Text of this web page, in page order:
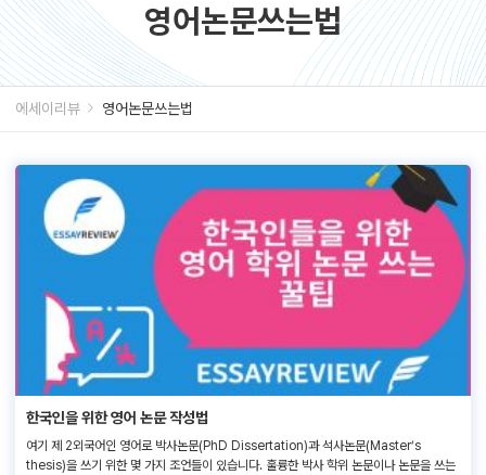
영어논문쓰는법
에세이리뷰 영어논문쓰는법
한국인을 위한 영어 논문 작성법
여기 제 2외국어인 영어로 박사논문(PhD Dissertation)과 석사논문(Master’s
thesis)을 쓰기 위한 몇 가지 조언들이 있습니다. 훌륭한 박사 학위 논문이나 논문을 쓰는